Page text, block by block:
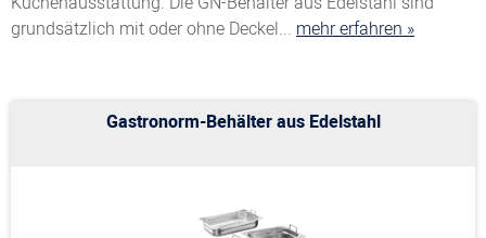
grundsätzlich mit oder ohne Deckel... mehr erfahren »
Gastronorm-Behälter aus Edelstahl